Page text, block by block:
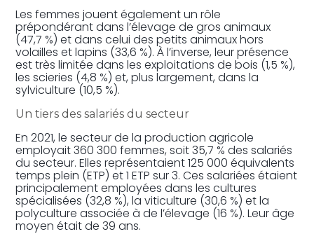
Les femmes jouent également un rôle
prépondérant dans l’élevage de gros animaux
(47,7 %) et dans celui des petits animaux hors
volailles et lapins (33,6 %). À l’inverse, leur présence
est très limitée dans les exploitations de bois (1,5 %),
les scieries (4,8 %) et, plus largement, dans la
sylviculture (10,5 %).
Un tiers des salariés du secteur
En 2021, le secteur de la production agricole
employait 360 300 femmes, soit 35,7 % des salariés
du secteur. Elles représentaient 125 000 équivalents
temps plein (ETP) et 1 ETP sur 3. Ces salariées étaient
principalement employées dans les cultures
spécialisées (32,8 %), la viticulture (30,6 %) et la
polyculture associée à de l’élevage (16 %). Leur âge
moyen était de 39 ans.